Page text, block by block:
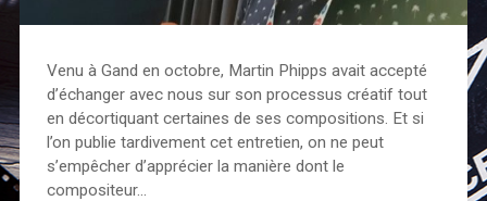
Venu à Gand en octobre, Martin Phipps avait accepté
d’échanger avec nous sur son processus créatif tout
en décortiquant certaines de ses compositions. Et si
l’on publie tardivement cet entretien, on ne peut
s’empêcher d’apprécier la manière dont le
compositeur…